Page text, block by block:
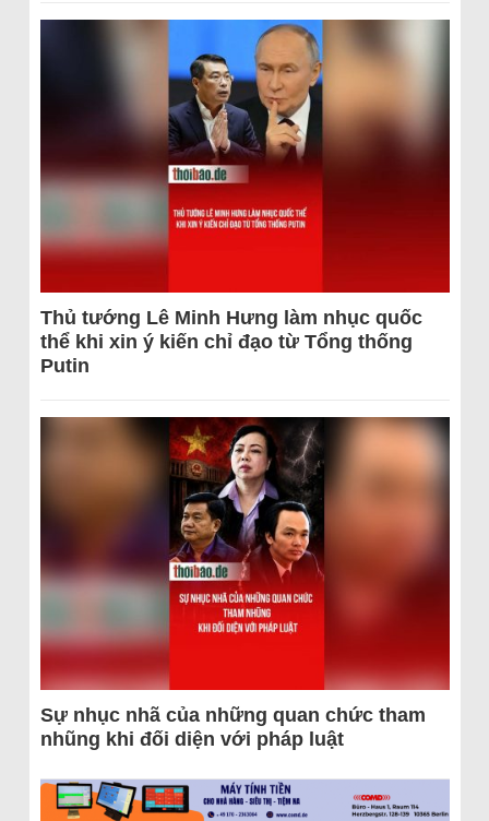
Thủ tướng Lê Minh Hưng làm nhục quốc
thể khi xin ý kiến chỉ đạo từ Tổng thống
Putin
Sự nhục nhã của những quan chức tham
nhũng khi đối diện với pháp luật